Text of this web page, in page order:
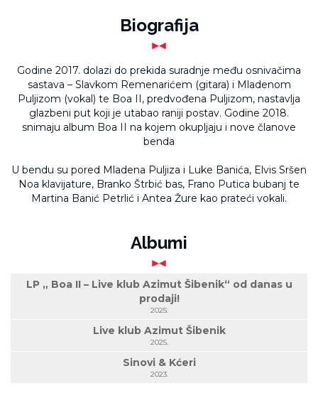
Biografija
Godine 2017. dolazi do prekida suradnje među osnivačima
sastava – Slavkom Remenarićem (gitara) i Mladenom
Puljizom (vokal) te Boa II, predvođena Puljizom, nastavlja
glazbeni put koji je utabao raniji postav. Godine 2018.
snimaju album Boa II na kojem okupljaju i nove članove
benda
U bendu su pored Mladena Puljiza i Luke Banića, Elvis Sršen
Noa klavijature, Branko Štrbić bas, Frano Putica bubanj te
Martina Banić Petrlić i Antea Žure kao prateći vokali.
Albumi
LP „ Boa II – Live klub Azimut Šibenik“ od danas u
prodaji!
2025.
Live klub Azimut Šibenik
2025.
Sinovi & Kćeri
2023.